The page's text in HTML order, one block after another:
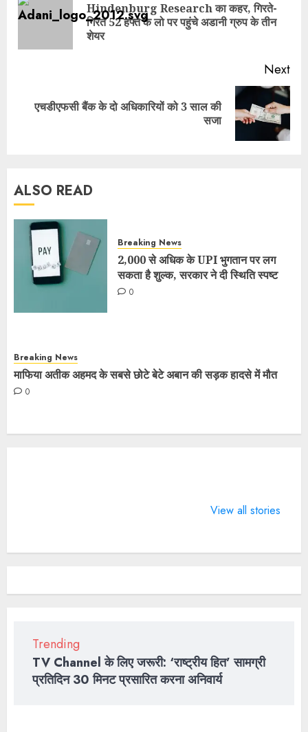
Hindenburg Research का कहर, गिरते-
गिरते 52 हफ्ते के लो पर पहुंचे अडानी ग्रुप के तीन
शेयर
Next
एचडीएफसी बैंक के दो अधिकारियों को 3 साल की
सजा
ALSO READ
Breaking News
2,000 से अधिक के UPI भुगतान पर लग
सकता है शुल्क, सरकार ने दी स्थिति स्पष्ट
0
Breaking News
माफिया अतीक अहमद के सबसे छोटे बेटे अबान की सड़क हादसे में मौत
0
View all stories
World
Trending
TV Channel के लिए जरूरी: ‘राष्ट्रीय हित’ सामग्री
प्रतिदिन 30 मिनट प्रसारित करना अनिवार्य